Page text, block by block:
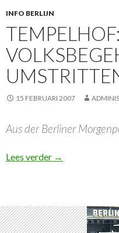
INFO BERLIJN
15 FEBRUARI 2007
Aus der Berliner
Lees verder Tempelhof:
→